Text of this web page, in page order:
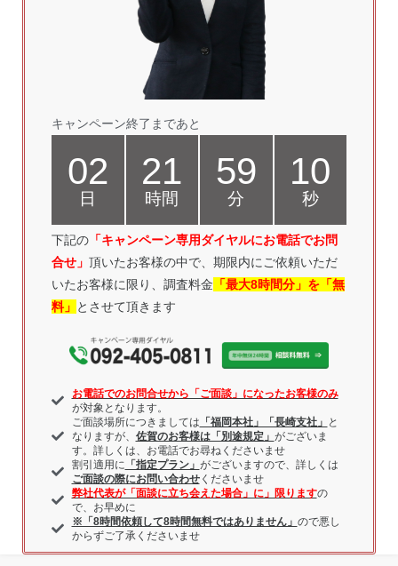
キャンペーン終了まであと
02
日
21
時間
59
分
09
秒
下記の 「キャンペーン専用ダイヤルにお電話でお問
合せ」 頂いたお客様の中で、期限内にご依頼いただ
いたお客様に限り、調査料金 「最大8時間分」を「無
料」 とさせて頂きます
お電話でのお問合せから「ご面談」になったお客様のみ
が対象となります。
ご面談場所につきましては 「福岡本社」「長崎支社」 と
なりますが、 佐賀のお客様は「別途規定」 がございま
す。詳しくは、お電話でお尋ねくださいませ
割引適用に 「指定プラン」 がございますので、詳しくは
ご面談の際にお問い合わせくださいませ
弊社代表が「面談に立ち会えた場合」に」限りますの
で、お早めに
※「8時間依頼して8時間無料ではありません」 ので悪し
からずご了承くださいませ